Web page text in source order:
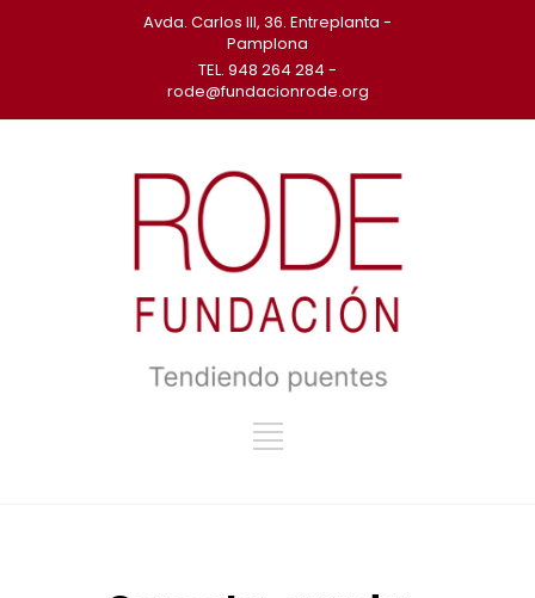
Avda. Carlos III, 36. Entreplanta -
Pamplona
TEL. 948 264 284 -
rode@fundacionrode.org